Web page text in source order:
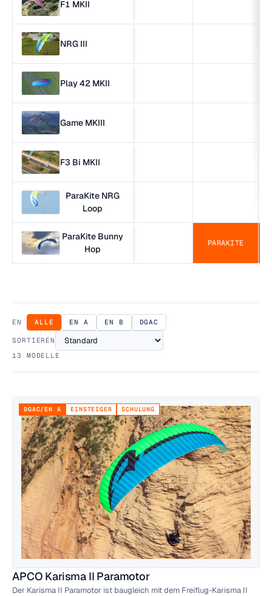
F1 MKII
NRG III
Play 42 MKII
Game MKIII
F3 Bi MKII
ParaKite NRG
Loop
ParaKite Bunny
Hop
PARAKITE
EN ALLE EN A EN B DGAC
SORTIEREN
13
MODELLE
DGAC/EN A EINSTEIGER SCHULUNG
APCO Karisma II Paramotor
Der Karisma II Paramotor ist baugleich mit dem Freiflug-Karisma II